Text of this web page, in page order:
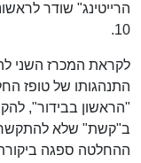
10.
התנהגותו של טופז
ב"קשת" שלא להתקשר
ההחלטה ספגה